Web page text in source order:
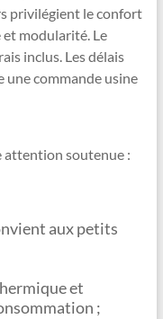
privilégient le confort
modularité. Le
inclus. Les délais
commande usine
attention soutenue :
aux petits
et
;